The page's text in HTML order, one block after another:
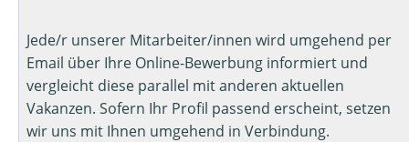
Jede/r unserer Mitarbeiter/innen wird umgehend per
Email über Ihre Online-Bewerbung informiert und
vergleicht diese parallel mit anderen aktuellen
Vakanzen. Sofern Ihr Profil passend erscheint, setzen
wir uns mit Ihnen umgehend in Verbindung.